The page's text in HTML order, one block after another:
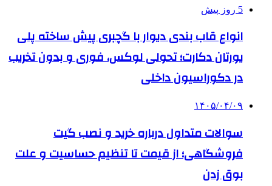
5 روز پیش
انواع قاب بندی دیوار با گچبری پیش ساخته پلی
یورتان دکارت؛ تحولی لوکس، فوری و بدون تخریب
در دکوراسیون داخلی
۱۴۰۵/۰۴/۰۹
سوالات متداول درباره خرید و نصب گیت
فروشگاهی؛ از قیمت تا تنظیم حساسیت و علت
بوق زدن